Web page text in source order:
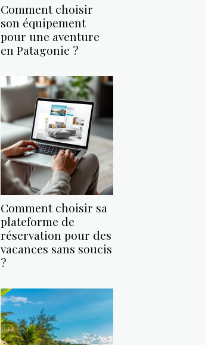
Comment choisir
son équipement
pour une aventure
en Patagonie ?
Comment choisir sa
plateforme de
réservation pour des
vacances sans soucis
?